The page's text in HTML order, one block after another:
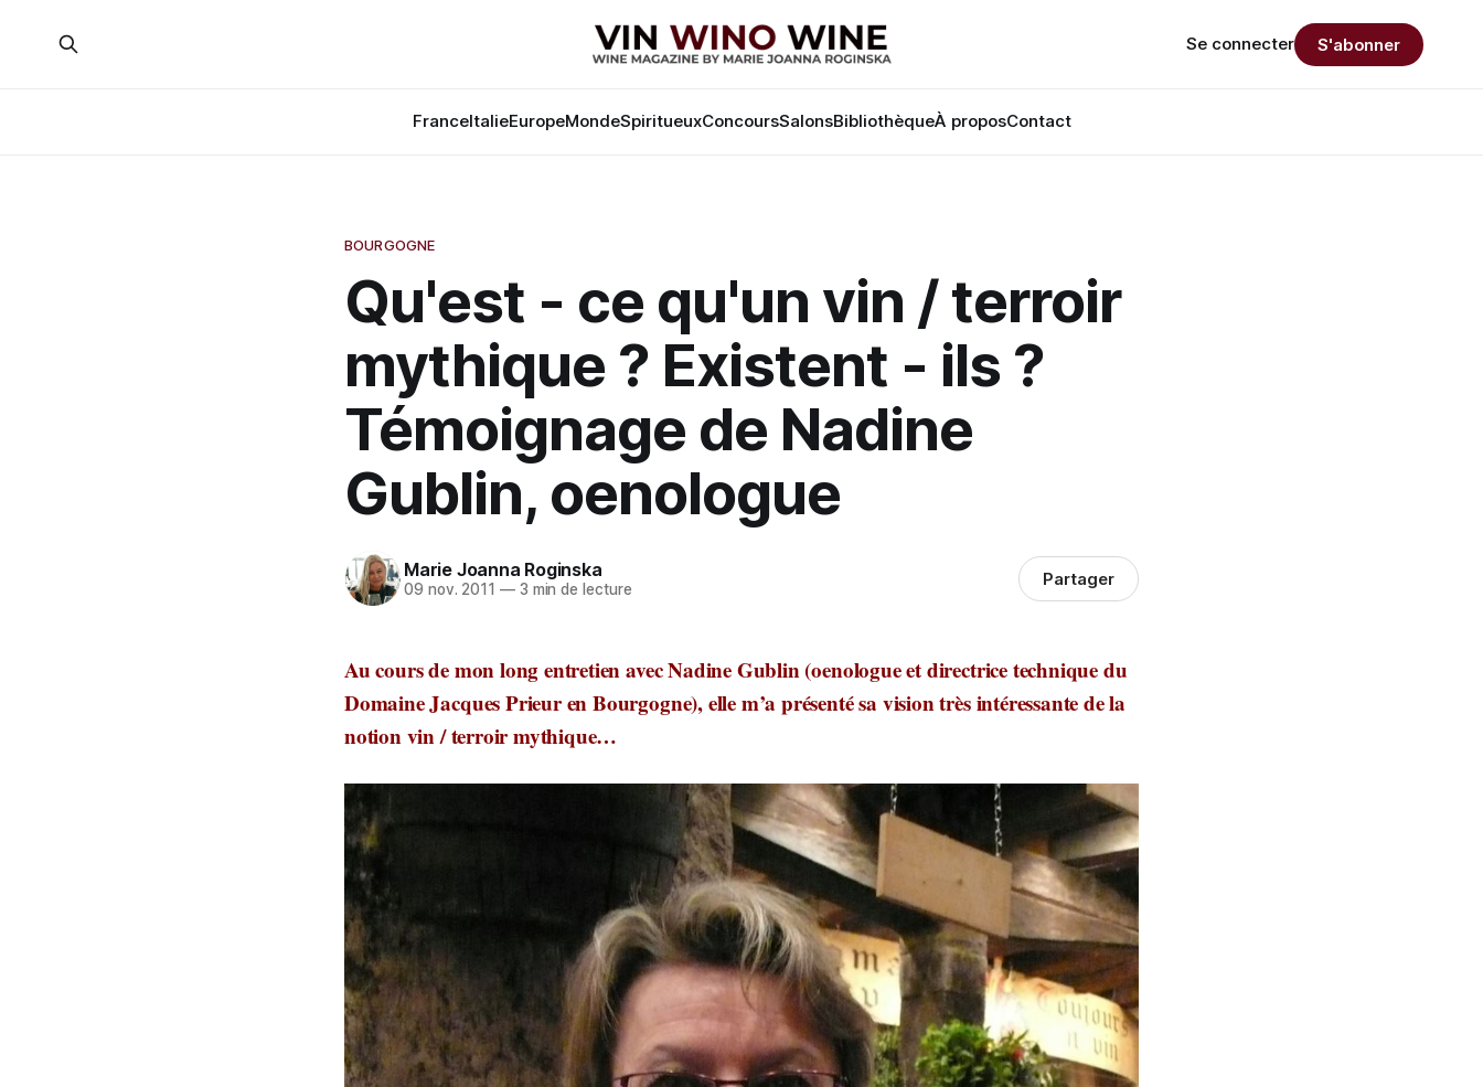
FranceItalieEuropeMondeSpiritueuxConcoursSalonsBibliothèqueÀ proposContact
Se connecter S'abonner
BOURGOGNE
Qu'est - ce qu'un vin / terroir
mythique ? Existent - ils ?
Témoignage de Nadine
Gublin, oenologue
Marie Joanna Roginska
09 nov. 2011 —3 min de lecture Partager
Au cours de mon long entretien avec Nadine Gublin (oenologue et directrice technique du
Domaine Jacques Prieur en Bourgogne), elle m’a présenté sa vision très intéressante de la
notion vin / terroir mythique…